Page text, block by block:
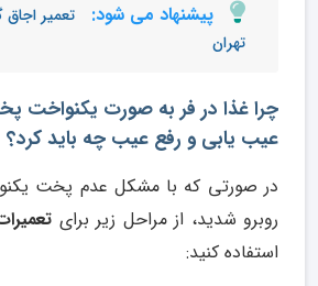
پیشنهاد می شود:
تعمیر اجاق
تهران
چرا غذا در فر به صورت یکنواخت
عیب یابی و رفع عیب چه باید کرد؟
در صورتی که با مشکل عدم پخت
روبرو شدید، از مراحل زیر برای
استفاده کنید: